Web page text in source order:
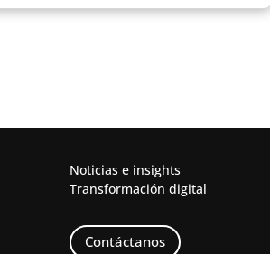
Noticias e insights
Transformación digital
Contáctanos